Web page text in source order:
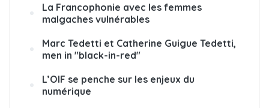
La Francophonie avec les femmes
malgaches vulnérables
Marc Tedetti et Catherine Guigue Tedetti,
men in "black-in-red"
L’OIF se penche sur les enjeux du
numérique